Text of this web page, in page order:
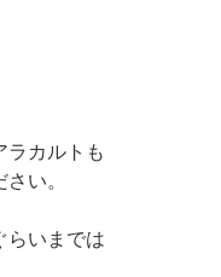
ラカルトも
い。
らいまでは